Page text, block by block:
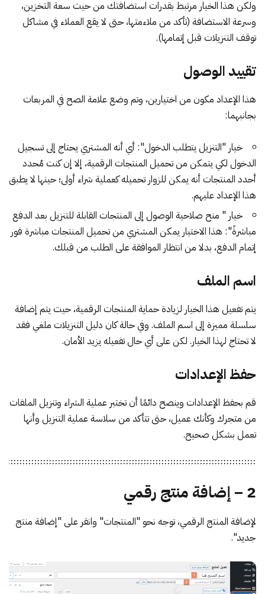
ولكن هذا الخيار مرتبط بقدرات استضافتك من حيث سعة التخزين،
وسرعة الاستضافة (تأكد من ملاءمتها، حتى لا يقع العملاء في مشاكل
توقف التنزيلات قبل إتمامها).
تقييد الوصول
هذا الإعداد مكون من اختيارين، وتم وضع علامة الصح في المربعات
بجانبهما:
خيار "التنزيل يتطلب الدخول": أي أنه المشتري يحتاج إلى تسجيل
الدخول لكي يتمكن من تحميل المنتجات الرقمية، إلا إن كنت مُحدد
أحدد المنتجات أنه يمكن للزوار تحميله كعملية شراء أولى؛ حينها لا يطبق
هذا الإعداد عليهم.
خيار " منح صلاحية الوصول إلى المنتجات القابلة للتنزيل بعد الدفع
مباشرةً": هذا الاختيار يمكن المشتري من تحميل المنتجات مباشرة فور
إتمام الدفع، بدلا من انتظار الموافقة على الطلب من قبلك.
اسم الملف
يتم تفعيل هذا الخيار لزيادة حماية المنتجات الرقمية، حيث يتم إضافة
سلسلة مميزة إلى اسم الملف. وفي حالة كان دليل التنزيلات ملغي فقد
لا تحتاج لهذا الخيار. لكن على أي حال تفعيله يزيد الأمان.
حفظ الإعدادات
قم بحفظ الإعدادات وينصح دائمًا أن تختبر عملية الشراء وتنزيل الملفات
من متجرك وكأنك عميل، حتى تتأكد من سلاسة عملية التنزيل وأنها
تعمل بشكل صحيح.
2 – إضافة منتج رقمي
لإضافة المنتج الرقمي، توجه نحو "المنتجات" وانقر على "إضافة منتج
جديد".